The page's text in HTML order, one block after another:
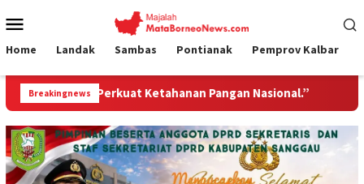
ke
Mobile
Home Landak Sambas Pontianak Pemprov Kalbar
Breakingnews
Ketahanan Pangan Nasional.” Jembatan Gantung